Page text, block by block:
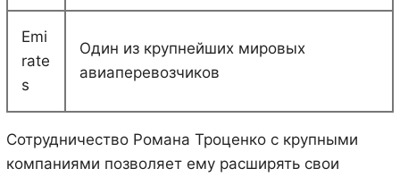
Emi
rate
s
Один из крупнейших мировых
авиаперевозчиков
Сотрудничество Романа Троценко с крупными
компаниями позволяет ему расширять свои